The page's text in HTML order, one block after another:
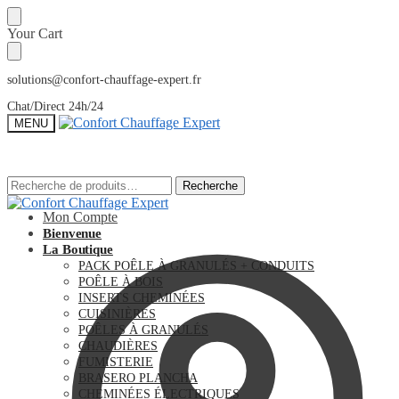
Sauter
à
la
navigation
Skip
to
content
Your Cart
solutions@confort-chauffage-expert.fr
Chat/Direct 24h/24
MENU
Recherche
pour :
Recherche
Mon Compte
Recherche
pour :
Recherche
Bienvenue
La Boutique
PACK POÊLE À GRANULÉS + CONDUITS
POÊLE À BOIS
INSERTS CHEMINÉES
CUISINIÈRES
POÊLES À GRANULÉS
CHAUDIÈRES
FUMISTERIE
BRASERO PLANCHA
CHEMINÉES ÉLECTRIQUES